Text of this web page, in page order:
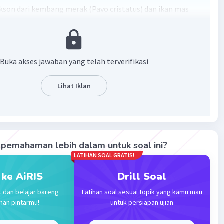
dari kembang merak (Pavo cristatus) dan ikan mas
Merak (Pavo cristatus):
(Hewan)
(Kordata)
(Ordo Ayam-ayaman)
(Famili Faisan)
Buka akses jawaban yang telah terverifikasi
Lihat Iklan
lebih dalam untuk soal ini?
AiRIS
dan belajar bareng
pintarmu!
LATIHAN SOAL GRATIS!
Drill Soal
Latihan soal sesuai topik yang kamu mau
untuk persiapan ujian